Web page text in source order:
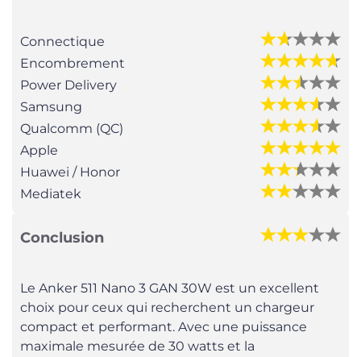
Connectique
Encombrement
Power Delivery
Samsung
Qualcomm (QC)
Apple
Huawei / Honor
Mediatek
Conclusion
Le Anker 511 Nano 3 GAN 30W est un excellent
choix pour ceux qui recherchent un chargeur
compact et performant. Avec une puissance
maximale mesurée de 30 watts et la